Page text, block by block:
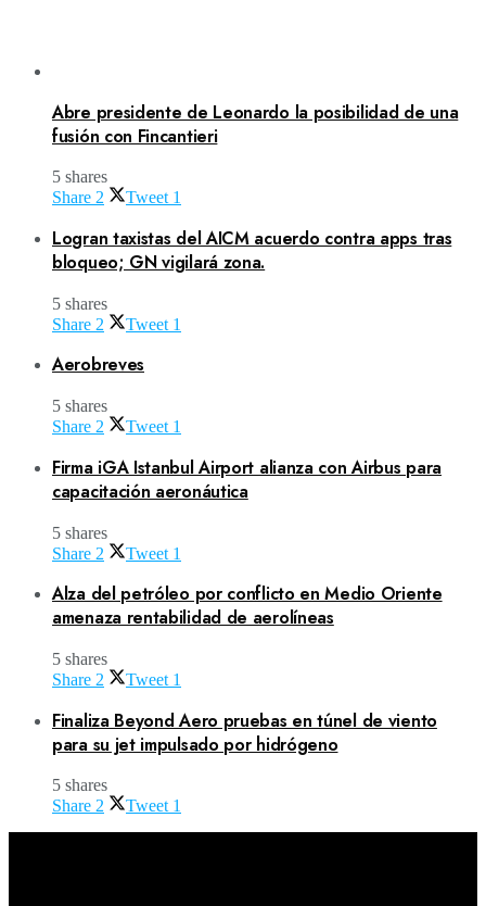
Abre presidente de Leonardo la posibilidad de una
fusión con Fincantieri
5 shares
Share 2 Tweet 1
Logran taxistas del AICM acuerdo contra apps tras
bloqueo; GN vigilará zona.
5 shares
Share 2 Tweet 1
Aerobreves
5 shares
Share 2 Tweet 1
Firma iGA Istanbul Airport alianza con Airbus para
capacitación aeronáutica
5 shares
Share 2 Tweet 1
Alza del petróleo por conflicto en Medio Oriente
amenaza rentabilidad de aerolíneas
5 shares
Share 2 Tweet 1
Finaliza Beyond Aero pruebas en túnel de viento
para su jet impulsado por hidrógeno
5 shares
Share 2 Tweet 1